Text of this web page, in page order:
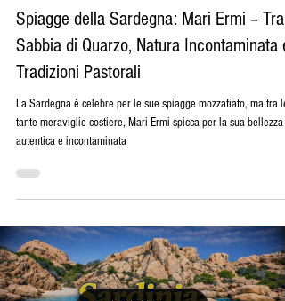
Vacanze in Sardegna
Spiagge della Sardegna: Mari Ermi – Tra
Sabbia di Quarzo, Natura Incontaminata e
Tradizioni Pastorali
La Sardegna è celebre per le sue spiagge mozzafiato, ma tra le
autentica e incontaminata